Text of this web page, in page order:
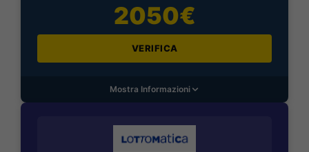
2050€
VERIFICA
Mostra Informazioni